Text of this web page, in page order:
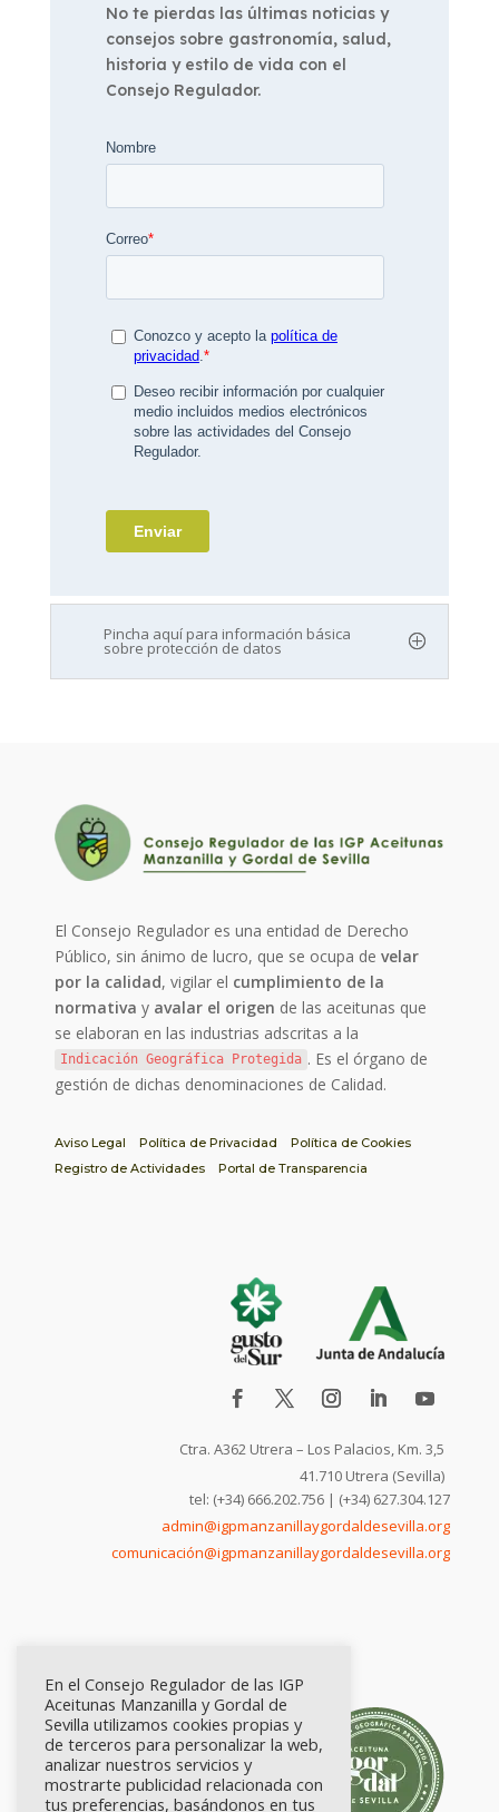
No te pierdas las últimas noticias y
consejos sobre gastronomía, salud,
historia y estilo de vida con el
Consejo Regulador.
Pincha aquí para información básica
sobre protección de datos
El Consejo Regulador es una entidad de Derecho
Público, sin ánimo de lucro, que se ocupa develar
por la calidad, vigilar el cumplimiento de la
normativa y avalar el origen de las aceitunas que
se elaboran en las industrias adscritas a la
Indicación Geográfica Protegida . Es el órgano de
gestión de dichas denominaciones de Calidad.
Aviso Legal Política de Privacidad
Política de Cookies
Registro de Actividades
Portal de Transparencia
Ctra. A362 Utrera – Los Palacios, Km. 3,5
41.710 Utrera (Sevilla)
tel: (+34) 666.202.756 | (+34) 627.304.127
admin@igpmanzanillaygordaldesevilla.org
comunicación@igpmanzanillaygordaldesevilla.org
En el Consejo Regulador de las IGP
Aceitunas Manzanilla y Gordal de
Sevilla utilizamos cookies propias y
de terceros para personalizar la web,
analizar nuestros servicios y
mostrarte publicidad relacionada con
tus preferencias, basándonos en tus